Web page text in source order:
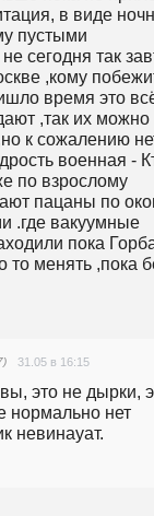
в виде
пустыми
сегодня так
,кому
время это
,так их можно
к сожалению
военная -
по взрослому
пацаны по
.где вакуумные
пока
то менять ,пока
31.05 в 16:15
это не дырки,
нормально нет
невинауат.